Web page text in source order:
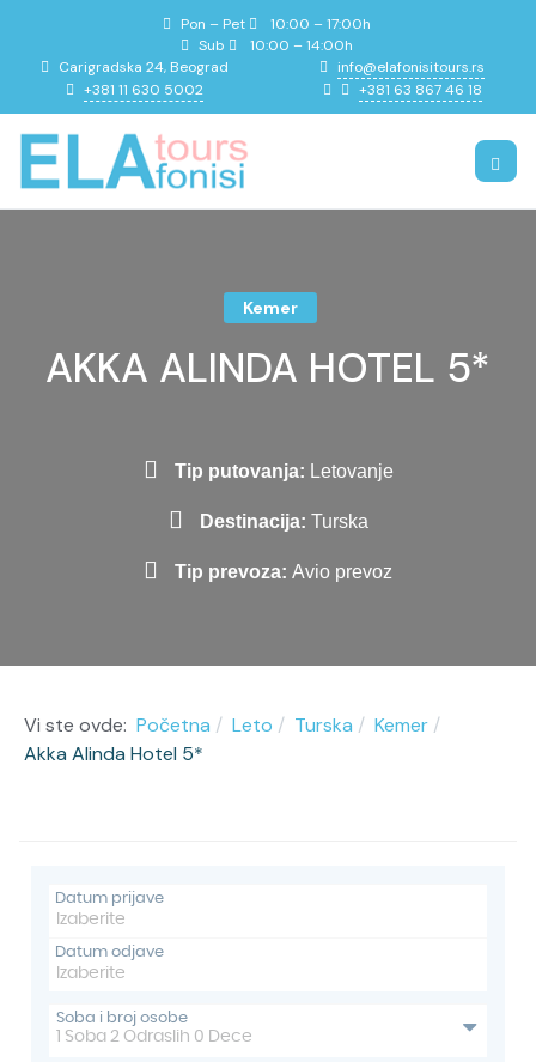
Pon – Pet
10:00 – 17:00h
Sub
10:00 – 14:00h
Carigradska 24, Beograd
info@elafonisitours.rs
+381 11 630 5002
+381 63 867 46 18
AKKA ALINDA HOTEL 5*
Kemer
Tip putovanja: Letovanje
Destinacija: Turska
Tip prevoza: Avio prevoz
Vi ste ovde: Početna Leto Turska
Kemer
Akka Alinda Hotel 5*